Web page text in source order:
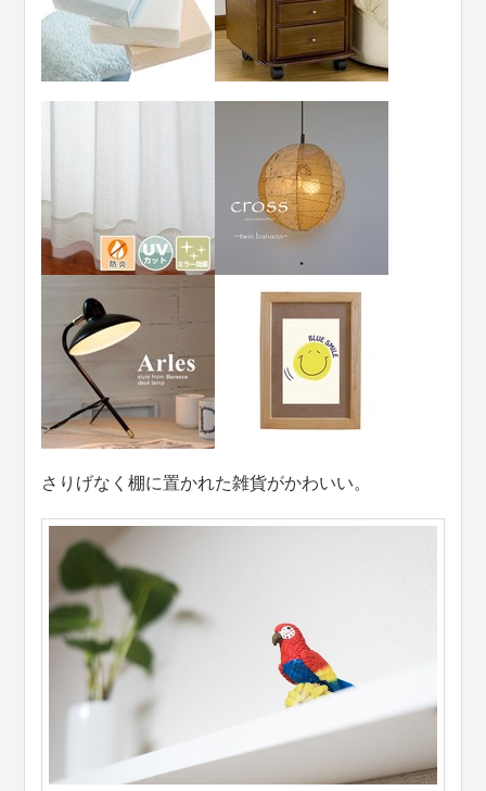
さりげなく棚に置かれた雑貨がかわいい。